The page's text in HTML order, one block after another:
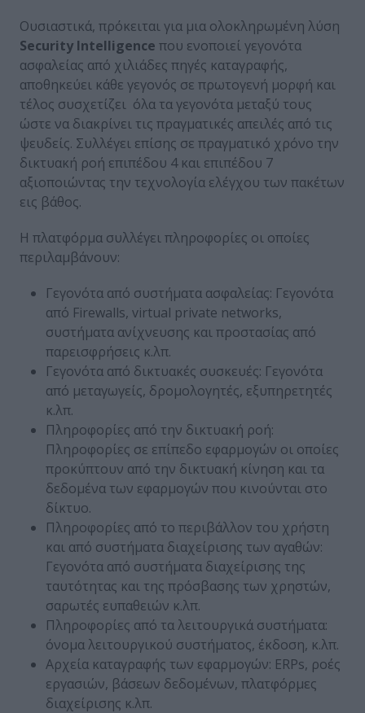
Ουσιαστικά, πρόκειται για μια ολοκληρωμένη λύση
Security Intelligence που ενοποιεί γεγονότα
ασφαλείας από χιλιάδες πηγές καταγραφής,
αποθηκεύει κάθε γεγονός σε πρωτογενή μορφή και
τέλος συσχετίζει όλα τα γεγονότα μεταξύ τους
ώστε να διακρίνει τις πραγματικές απειλές από τις
ψευδείς. Συλλέγει επίσης σε πραγματικό χρόνο την
δικτυακή ροή επιπέδου 4 και επιπέδου 7
αξιοποιώντας την τεχνολογία ελέγχου των πακέτων
εις βάθος.
Η πλατφόρμα συλλέγει πληροφορίες οι οποίες
περιλαμβάνουν:
Γεγονότα από συστήματα ασφαλείας: Γεγονότα
από Firewalls, virtual private networks,
συστήματα ανίχνευσης και προστασίας από
παρεισφρήσεις κ.λπ.
Γεγονότα από δικτυακές συσκευές: Γεγονότα
από μεταγωγείς, δρομολογητές, εξυπηρετητές
κ.λπ.
Πληροφορίες από την δικτυακή ροή:
Πληροφορίες σε επίπεδο εφαρμογών οι οποίες
προκύπτουν από την δικτυακή κίνηση και τα
δεδομένα των εφαρμογών που κινούνται στο
δίκτυο.
Πληροφορίες από το περιβάλλον του χρήστη
και από συστήματα διαχείρισης των αγαθών:
Γεγονότα από συστήματα διαχείρισης της
ταυτότητας και της πρόσβασης των χρηστών,
σαρωτές ευπαθειών κ.λπ.
Πληροφορίες από τα λειτουργικά συστήματα:
όνομα λειτουργικού συστήματος, έκδοση, κ.λπ.
Αρχεία καταγραφής των εφαρμογών: ERPs, ροές
εργασιών, βάσεων δεδομένων, πλατφόρμες
διαχείρισης κ.λπ.